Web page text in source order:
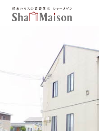
新着メール設定
北海道
中部